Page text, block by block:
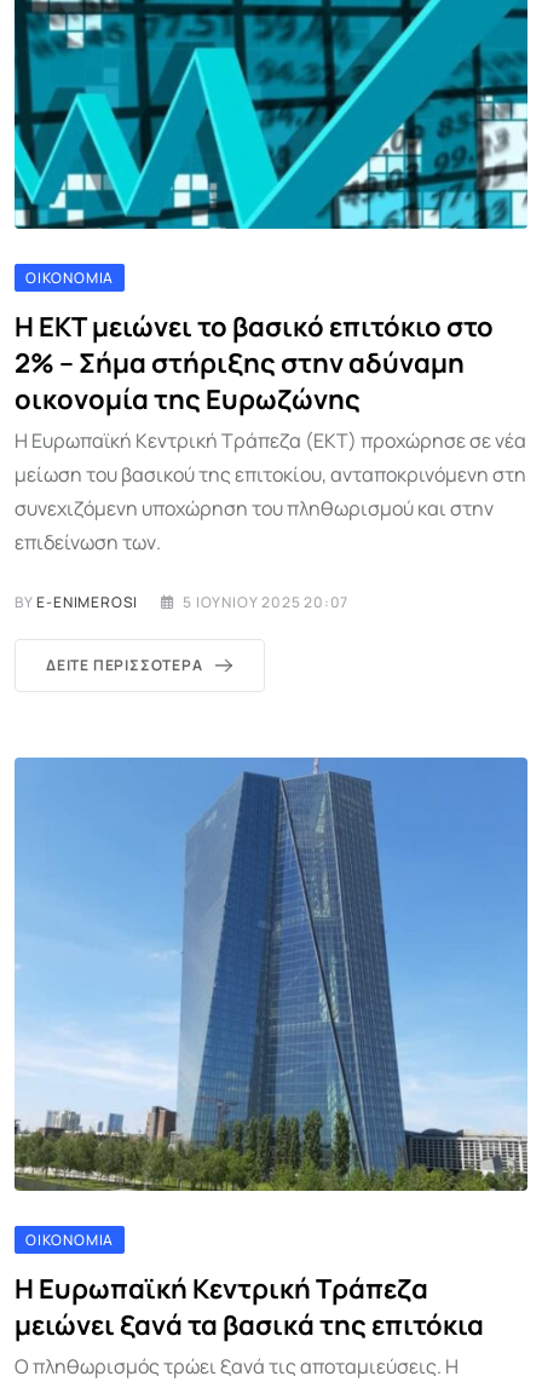
ΟΙΚΟΝΟΜΊΑ
Η ΕΚΤ μειώνει το βασικό επιτόκιο στο
2% – Σήμα στήριξης στην αδύναμη
οικονομία της Ευρωζώνης
Η Ευρωπαϊκή Κεντρική Τράπεζα (ΕΚΤ) προχώρησε σε νέα
μείωση του βασικού της επιτοκίου, ανταποκρινόμενη στη
συνεχιζόμενη υποχώρηση του πληθωρισμού και στην
επιδείνωση των.
BYE-ENIMEROSI 5 ΙΟΥΝΊΟΥ 2025 20:07
ΔΕΊΤΕ ΠΕΡΙΣΣΌΤΕΡΑ
ΟΙΚΟΝΟΜΊΑ
Η Ευρωπαϊκή Κεντρική Τράπεζα
μειώνει ξανά τα βασικά της επιτόκια
Ο πληθωρισμός τρώει ξανά τις αποταμιεύσεις. Η